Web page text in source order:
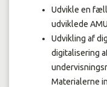
Udvikle en
udviklede
Udvikling af
digitalisering
Materialerne